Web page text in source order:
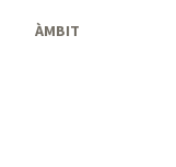
ÀMBIT